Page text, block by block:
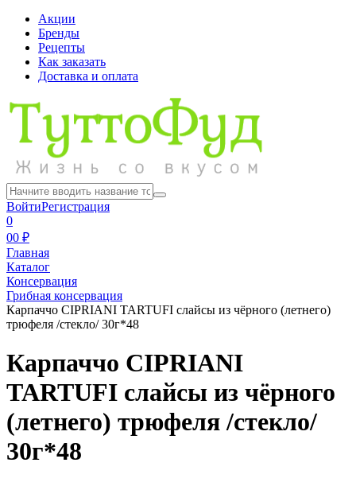
Акции
Бренды
Рецепты
Как заказать
Доставка и оплата
ВойтиРегистрация
0
00 ₽
Главная
Каталог
Консервация
Грибная консервация
Карпаччо CIPRIANI TARTUFI слайсы из чёрного (летнего)
трюфеля /стекло/ 30г*48
Карпаччо CIPRIANI
TARTUFI слайсы из чёрного
(летнего) трюфеля /стекло/
30г*48